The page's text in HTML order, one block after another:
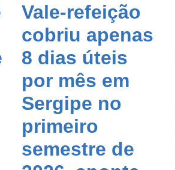
Vale-refeição
cobriu apenas
8 dias úteis
por mês em
Sergipe no
primeiro
semestre de